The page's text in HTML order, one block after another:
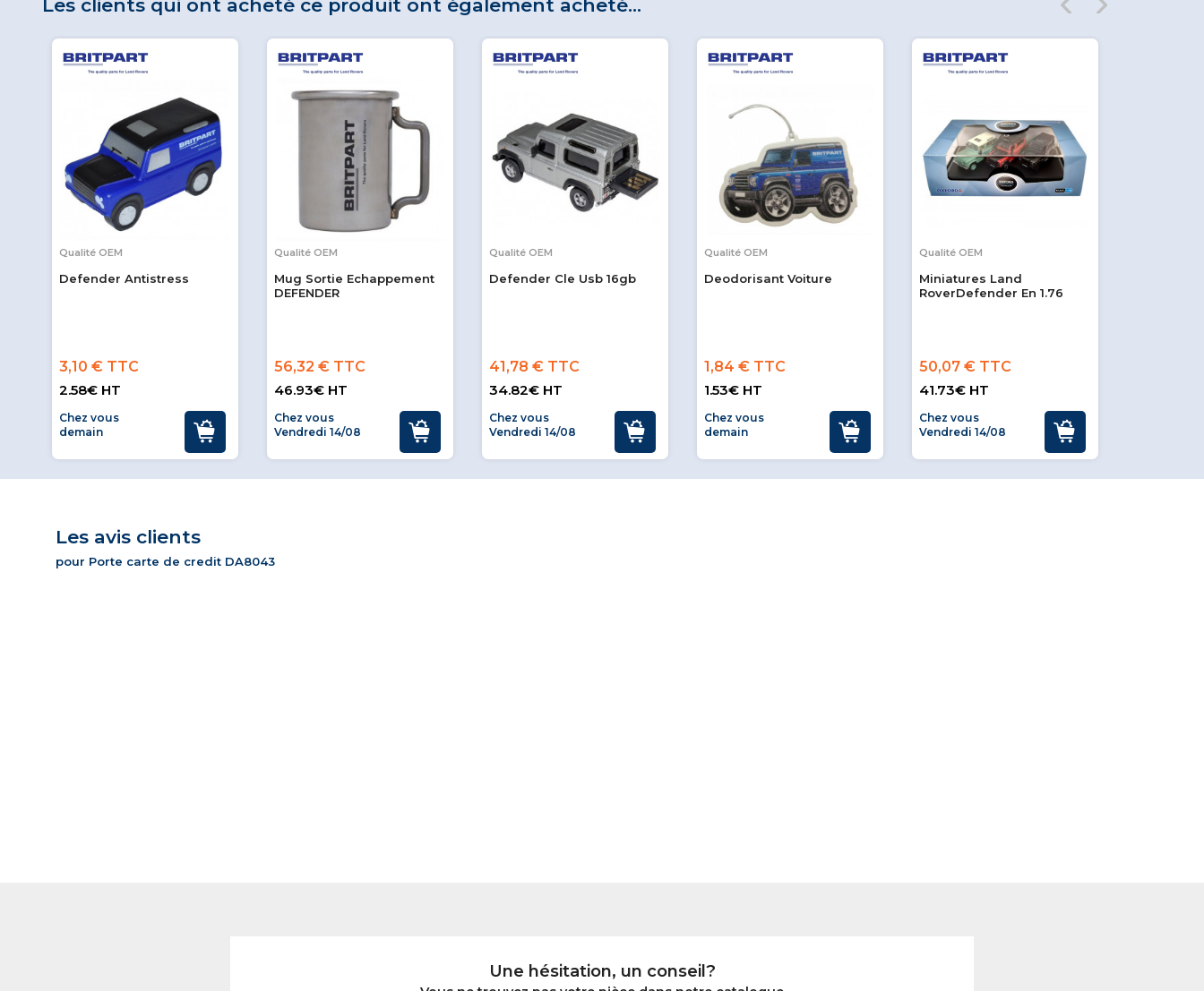
Les clients qui ont acheté ce produit ont également acheté...
Qualité OEM
Defender Antistress
3,10 € TTC
2.58€ HT
Chez vous
demain
Qualité OEM
Mug Sortie Echappement
DEFENDER
56,32 € TTC
46.93€ HT
Chez vous
Vendredi 14/08
Qualité OEM
Defender Cle Usb 16gb
41,78 € TTC
34.82€ HT
Chez vous
Vendredi 14/08
Qualité OEM
Deodorisant Voiture
1,84 € TTC
1.53€ HT
Chez vous
demain
Qualité OEM
Miniatures Land
RoverDefender En 1.76
50,07 € TTC
41.73€ HT
Chez vous
Vendredi 14/08
Les avis clients
pour Porte carte de credit DA8043
Une hésitation, un conseil?